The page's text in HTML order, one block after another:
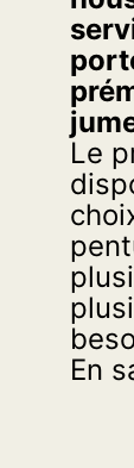
Le
En